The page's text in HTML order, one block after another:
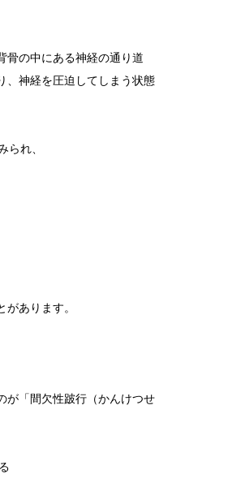
骨の中にある神経の通り道
、神経を圧迫してしまう状態
られ、
があります。
が「間欠性跛行（かんけつせ